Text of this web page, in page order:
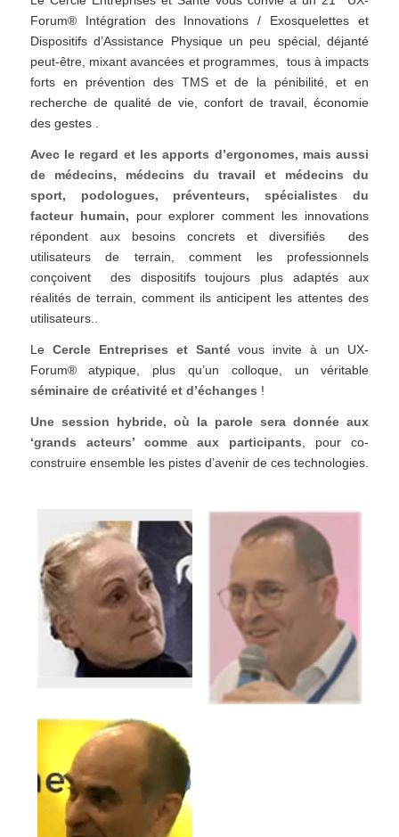
Forum® Intégration des Innovations / Exosquelettes et
Dispositifs d’Assistance Physique un peu spécial, déjanté
peut-être, mixant avancées et programmes, tous à impacts
forts en prévention des TMS et de la pénibilité, et en
recherche de qualité de vie, confort de travail, économie
des gestes .
Avec le regard et les apports d’ergonomes, mais aussi
de médecins, médecins du travail et médecins du
sport, podologues, préventeurs, spécialistes du
facteur humain, pour explorer comment les innovations
répondent aux besoins concrets et diversifiés des
utilisateurs de terrain, comment les professionnels
conçoivent des dispositifs toujours plus adaptés aux
réalités de terrain, comment ils anticipent les attentes des
utilisateurs..
Le Cercle Entreprises et Santévous invite à un UX-
Forum® atypique, plus qu’un colloque, un véritable
séminaire de créativité et d’échanges !
Une session hybride, où la parole sera donnée aux
‘grands acteurs’ comme aux participants , pour co-
construire ensemble les pistes d’avenir de ces technologies.